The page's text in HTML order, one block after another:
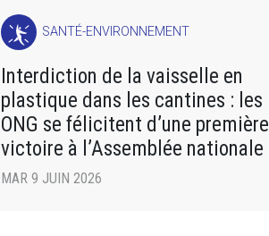
SANTÉ-ENVIRONNEMENT
Interdiction de la vaisselle en
plastique dans les cantines : les
ONG se félicitent d’une première
victoire à l’Assemblée nationale
MAR 9 JUIN 2026